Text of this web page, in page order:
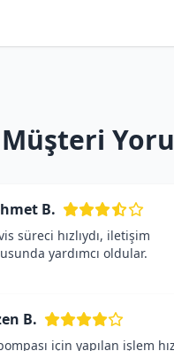
B.
süreci hızlıydı, iletişim
yardımcı oldular.
B.
için yapılan işlem